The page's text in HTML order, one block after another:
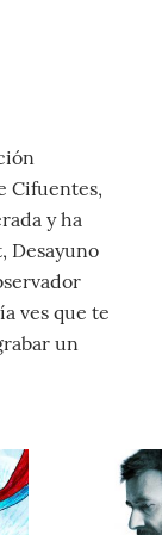
Cifuentes,
y ha
Desayuno
ves que te
un